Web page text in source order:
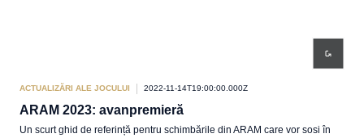
ACTUALIZĂRI ALE JOCULUI 2022-11-14T19:00:00.000Z
ARAM 2023: avanpremieră
Un scurt ghid de referință pentru schimbările din ARAM care vor sosi în